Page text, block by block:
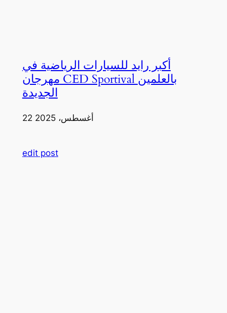
أكبر رايد للسيارات الرياضية في
مهرجان CED Sportival بالعلمين
الجديدة
22 أغسطس، 2025
edit post